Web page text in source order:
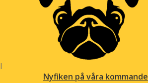
Nyfiken på våra kommande